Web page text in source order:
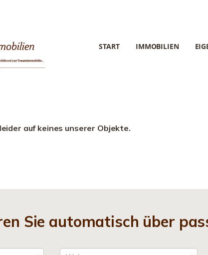
START IMMOBILIEN
auf keines unserer Objekte.
Sie automatisch über